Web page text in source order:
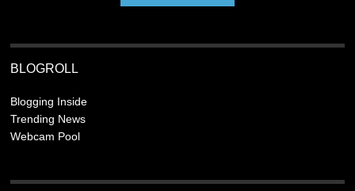
BLOGROLL
Blogging Inside
Trending News
Webcam Pool